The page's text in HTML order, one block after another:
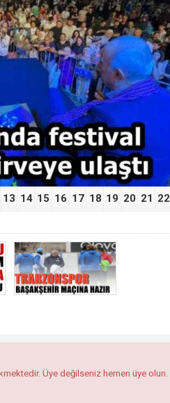
13 14 15 16 17 18 19 20 21 22
Üye değilseniz hemen üye olun.